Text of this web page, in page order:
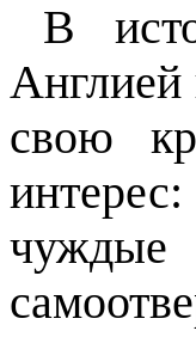
В
Англией
свою
интерес: